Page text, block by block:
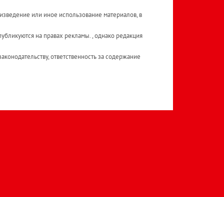
или иное использование материалов, в
на правах рекламы. , однако редакция
ответственность за содержание